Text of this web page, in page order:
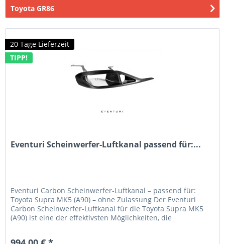
Toyota GR86
20 Tage Lieferzeit
TIPP!
Eventuri Scheinwerfer-Luftkanal passend für:...
Eventuri Carbon Scheinwerfer-Luftkanal – passend für:
Toyota Supra MK5 (A90) – ohne Zulassung Der Eventuri
Carbon Scheinwerfer-Luftkanal für die Toyota Supra MK5
(A90) ist eine der effektivsten Möglichkeiten, die